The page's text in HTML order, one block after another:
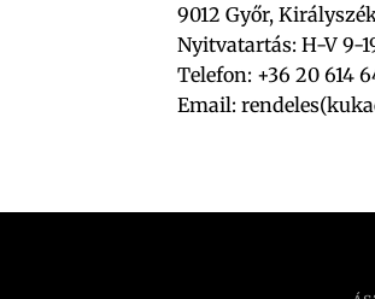
9012 Győr,
Nyitvatartás: H-V 9-
Telefon: +36 20 614
Email: